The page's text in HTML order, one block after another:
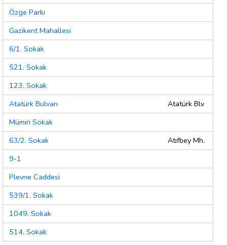
Özge Parkı
Gazikent Mahallesi
6/1. Sokak
521. Sokak
123. Sokak
Atatürk Bulvarı
Atatürk Blv
Mümin Sokak
63/2. Sokak
Atıfbey Mh.
9-1
Plevne Caddesi
539/1. Sokak
1049. Sokak
514. Sokak